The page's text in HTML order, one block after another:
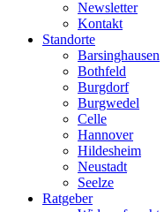
Newsletter
Kontakt
Standorte
Barsinghausen
Bothfeld
Burgdorf
Burgwedel
Celle
Hannover
Hildesheim
Neustadt
Seelze
Ratgeber